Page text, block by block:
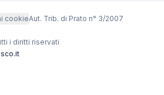
cookieAut. Trib. di Prato n° 3/2007
i diritti riservati